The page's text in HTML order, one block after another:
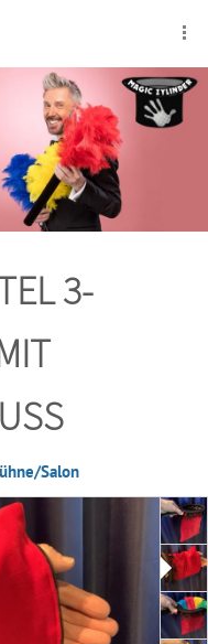
3-
Salon